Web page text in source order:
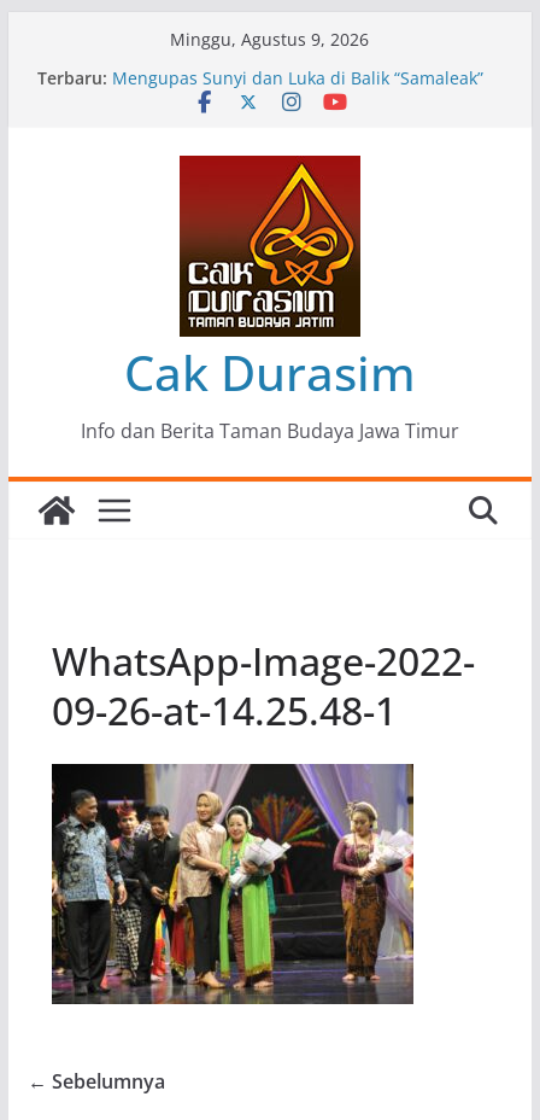
Minggu, Agustus 9, 2026
Terbaru: Pameran Lukisan Komunitas Patria Seni Rupa
Kota Blitar : Ketika “Bergerak” Menjadi Mantra
Mengupas Sunyi dan Luka di Balik “Samaleak”
Menjaga Marwah Seni dan Budaya: Catatan
Kunjungan Kerja Ir. Bambang Haryo Soekartono
(BHS) Anggota DPR RI ke Taman Budaya Jawa
Pameran Tunggal 35 Karya Agus Koecink
“Tumbang Tambang”, Ungkapan Kritis Tentang
Derita Pekerja Pertambangan
Cak Durasim
Info dan Berita Taman Budaya Jawa Timur
WhatsApp-Image-2022-
09-26-at-14.25.48-1
← Sebelumnya